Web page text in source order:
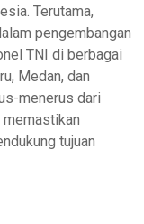
Terutama,
pengembangan
TNI di berbagai
Medan, dan
menerus dari
tujuan